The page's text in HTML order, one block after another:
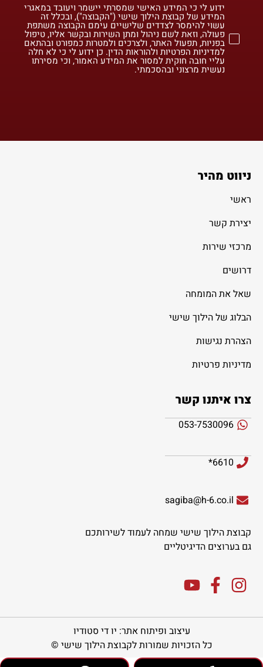
ידוע לי כי המידע האישי שמסרתי יישמר ויעובד במאגרי
המידע של קבוצת הילוך שישי ("הקבוצה"), ובכלל זה
עשוי להימסר לצדדים שלישיים עימם הקבוצה משתפת
פעולה, וזאת לשם ניהול ומתן השירות ובקשר אליו, טיפול
בפניות, תפעול האתר, ולצרכים ולמטרות כמפורט ובהתאם
למדיניות הפרטיות ולהוראות הדין. כן ידוע לי כי לא חלה
עליי חובה חוקית למסור את המידע האמור, וכי מסירתו
נעשית מרצוני ובהסכמתי.
ניווט מהיר
ראשי
יצירת קשר
מרכזי שירות
דרושים
שאל את המומחה
הבלוג של הילוך שישי
הצהרת נגישות
מדיניות פרטיות
צרו איתנו קשר
053-7530096
6610*
sagiba@h-6.co.il
קבוצת הילוך שישי שמחה לעמוד לשירותכם
גם בערוצים הדיגיטליים
עיצוב ופיתוח אתר: יו די סטודיו
כל הזכויות שמורות לקבוצת הילוך שישי ©